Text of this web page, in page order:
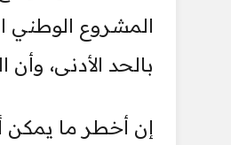
المشروع الوطني
بالحد الأدنى،
إن أخطر ما يمكن